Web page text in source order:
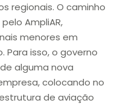
regionais. O caminho
AmpliAR,
menores em
isso, o governo
alguma nova
colocando no
de aviação